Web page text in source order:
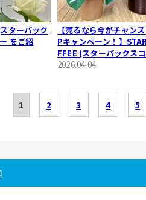
ターバック
をご紹
【売るなら今がチャン
Pキャンペーン！】
FFEE (スターバックス
ブラーのご紹介です‼
2026.04.04
1 2 3 4 5